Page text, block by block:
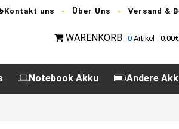
Kontakt uns Über Uns Versand &
WARENKORB 0 Artikel -
Notebook Akku Andere